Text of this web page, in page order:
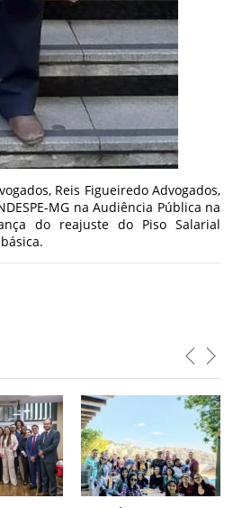
Reis Figueiredo Advogados,
MG na Audiência Pública na
do reajuste do Piso Salarial